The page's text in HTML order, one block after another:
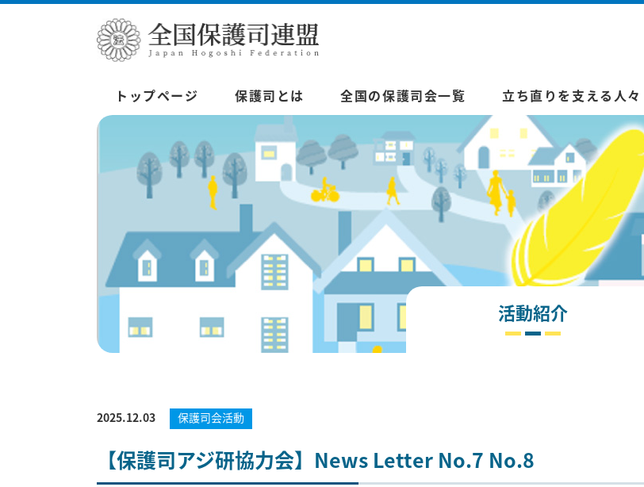
トップページ 保護司とは 全国の保護司会一覧 立ち直りを支える人々
活動紹介
2025.12.03 保護司会活動
【保護司アジ研協力会】News Letter No.7 No.8